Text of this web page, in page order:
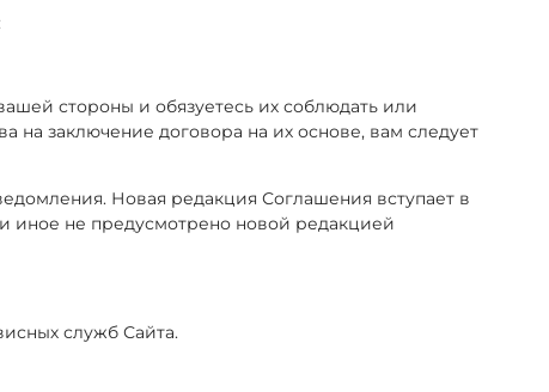
стороны и обязуетесь их соблюдать или
на заключение договора на их основе, вам следует
Новая редакция Соглашения вступает в
иное не предусмотрено новой редакцией
служб Сайта.